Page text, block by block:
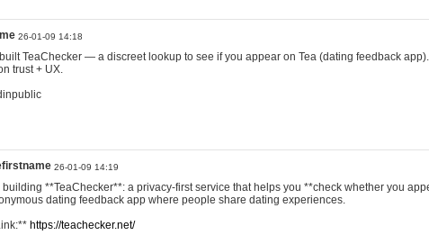
26-01-09 14:18
TeaChecker — a discreet lookup to see if you appear on Tea (dating feedback
trust + UX.
26-01-09 14:19
building **TeaChecker**: a privacy-first service that helps you **check whether you
dating feedback app where people share dating experiences.
https://teachecker.net/